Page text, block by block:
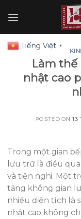
Làm thế
nhật cao
POSTED ON13
Trong một gian
lưu trữ là điều
và tiện nghi. Một
tăng không gian
nhiều diện tích là
nhật cao không
Tiếng Việt ▼